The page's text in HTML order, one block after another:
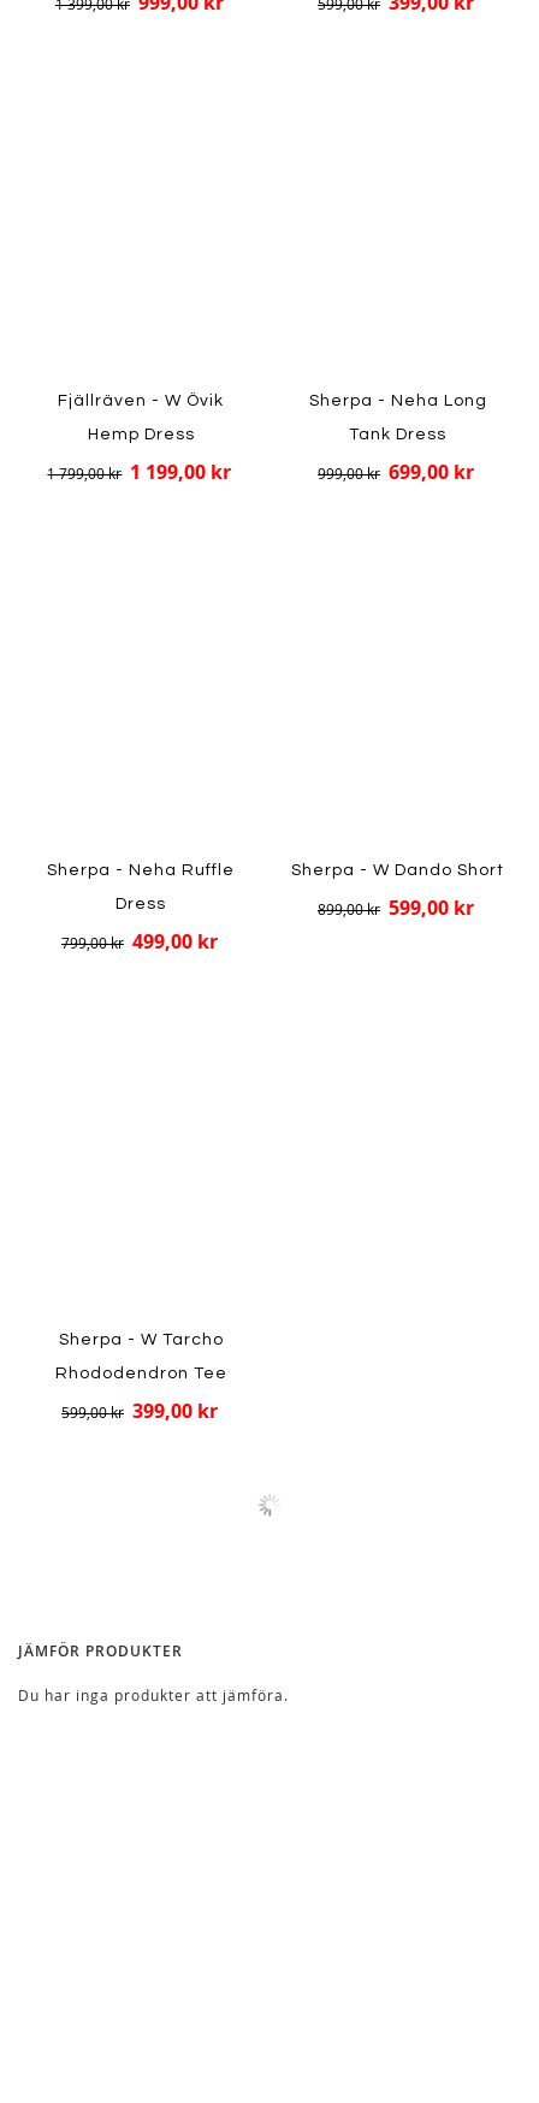
Fjällräven - W Övik
Hemp Dress
1 799,00 kr 1 199,00 kr
Sherpa - Neha Long
Tank Dress
999,00 kr 699,00 kr
Sherpa - Neha Ruffle
Dress
799,00 kr 499,00 kr
Sherpa - W Dando Short
899,00 kr 599,00 kr
Sherpa - W Tarcho
Rhododendron Tee
599,00 kr 399,00 kr
JÄMFÖR PRODUKTER
Du har inga produkter att jämföra.